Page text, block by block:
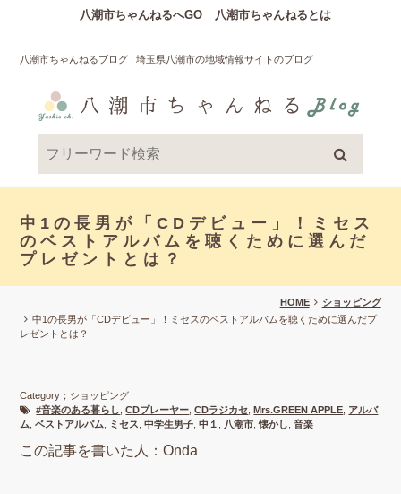
八潮市ちゃんねるへGO 八潮市ちゃんねるとは
八潮市ちゃんねるブログ | 埼玉県八潮市の地域情報サイトのブログ
中1の長男が「CDデビュー」！ミセス
のベストアルバムを聴くために選んだ
プレゼントとは？
HOME
ショッピング
中1の長男が「CDデビュー」！ミセスのベストアルバムを聴くために選んだプ
レゼントとは？
Category；ショッピング
#音楽のある暮らし ,CDプレーヤー ,CDラジカセ Mrs.GREEN APPLE アルバ
ム ,ベストアルバム ミセス ,中学生男子 ,中１ 八潮市 ,懐かし ,音楽
この記事を書いた人：Onda